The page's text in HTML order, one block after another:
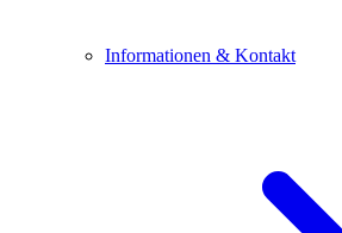
Informationen & Kontakt